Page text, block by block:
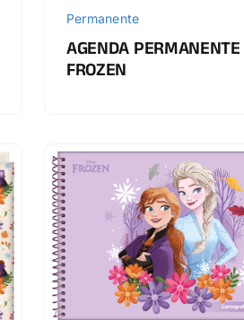
Permanente
AGENDA
FROZEN